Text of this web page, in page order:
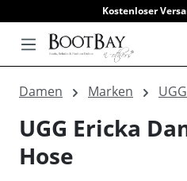
Kostenloser
Damen Marken UGG
UGG Ericka
Hose